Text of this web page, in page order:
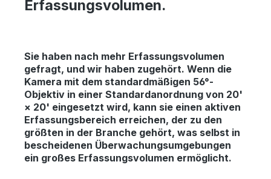
Erfassungsvolumen.
Sie haben nach mehr Erfassungsvolumen
gefragt, und wir haben zugehört. Wenn die
Kamera mit dem standardmäßigen 56°-
Objektiv in einer Standardanordnung von 20'
× 20' eingesetzt wird, kann sie einen aktiven
Erfassungsbereich erreichen, der zu den
größten in der Branche gehört, was selbst in
bescheidenen Überwachungsumgebungen
ein großes Erfassungsvolumen ermöglicht.